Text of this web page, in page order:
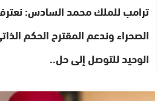
ترامب للملك محمد السادس:
الصحراء وندعم المقترح الحكم
الوحيد للتوصل إلى حل..